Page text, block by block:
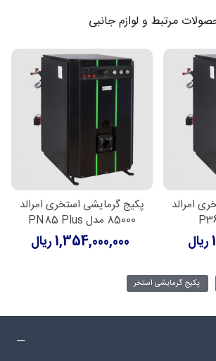
مرتبط و لوازم جانبی
امرالد
پکیج گرمایشی استخری امرالد
85000 مدل PN85 Plus
1,354,000,000 ریال
پکیج گرمایشی استخر